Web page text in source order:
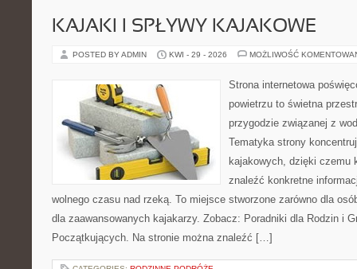
KAJAKI I SPŁYWY KAJAKOWE
POSTED BY ADMIN KWI - 29 - 2026 MOŻLIWOŚĆ
Strona internetowa
powietrzu to świetna
przygodzie związanej z
Tematyka strony
kajakowych, dzięki czemu
znaleźć konkretne
wolnego czasu nad rzeką. To miejsce stworzone zarówno dla
dla zaawansowanych kajakarzy. Zobacz: Poradniki dla Rodzin i
Początkujących. Na stronie można znaleźć […]